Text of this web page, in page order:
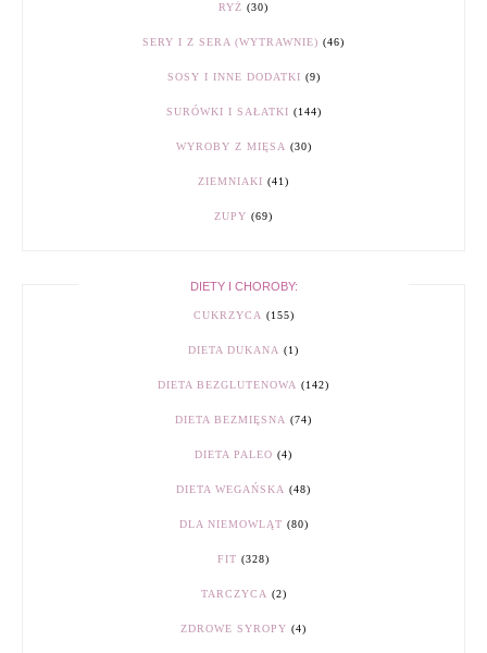
RYŻ (30)
SERY I Z SERA (WYTRAWNIE) (46)
SOSY I INNE DODATKI (9)
SURÓWKI I SAŁATKI (144)
WYROBY Z MIĘSA (30)
ZIEMNIAKI (41)
ZUPY (69)
DIETY I CHOROBY:
CUKRZYCA (155)
DIETA DUKANA (1)
DIETA BEZGLUTENOWA (142)
DIETA BEZMIĘSNA (74)
DIETA PALEO (4)
DIETA WEGAŃSKA (48)
DLA NIEMOWLĄT (80)
FIT (328)
TARCZYCA (2)
ZDROWE SYROPY (4)